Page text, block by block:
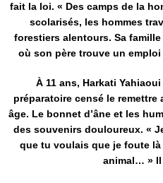
fait la loi. « Des camps de la
scolarisés, les hommes
forestiers alentours. Sa
où son père trouve un
À 11 ans, Harkati
préparatoire censé le
âge. Le bonnet d’âne et les
des souvenirs douloureux. «
que tu voulais que je foute
animal… »